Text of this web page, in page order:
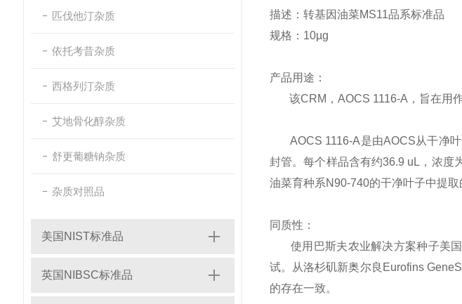
匹伐他汀杂质
依托考昔杂质
西格列汀杂质
艾地骨化醇杂质
舒更葡糖钠杂质
杂质对照品
美国NIST标准品
英国NIBSC标准品
描述：转基因油菜MS11品系标准品
规格： 10µg
产品用途 ：
该CRM，AOCS 1116-A，旨在用
AOCS 1116-A是由AOCS从干净叶
封管。每个样品含有约36.9 uL，浓度
油菜育种系N90-740的干净叶子中提取
同质性：
使用巴斯夫农业解决方案种子美国
试。从洛杉矶新奥尔良Eurofins
的存在一致。